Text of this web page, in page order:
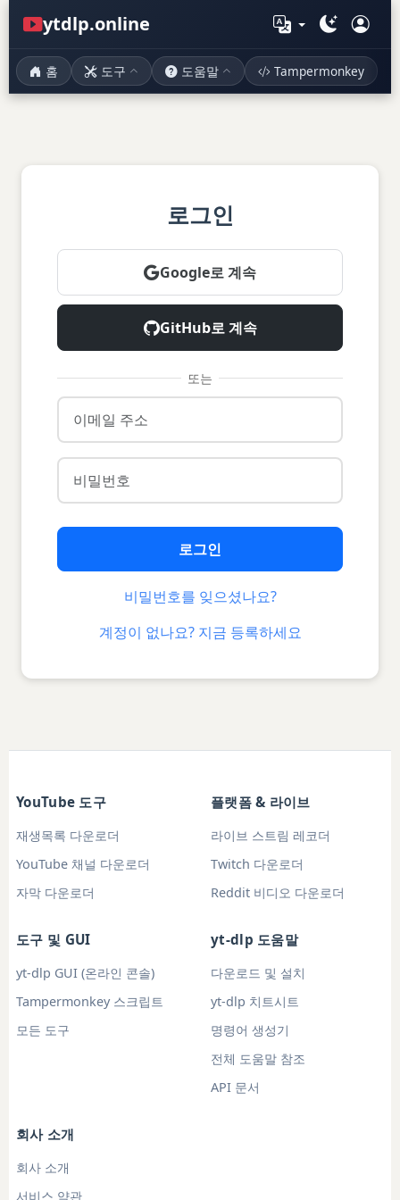
ytdlp.online
홈 도구 도움말 Tampermonkey
로그인
Google로 계속
GitHub로 계속
또는
로그인
비밀번호를 잊으셨나요?
계정이 없나요? 지금 등록하세요
YouTube 도구
재생목록 다운로더
YouTube 채널 다운로더
자막 다운로더
플랫폼 & 라이브
라이브 스트림 레코더
Twitch 다운로더
Reddit 비디오 다운로더
도구 및 GUI
yt-dlp GUI (온라인 콘솔)
Tampermonkey 스크립트
모든 도구
yt-dlp 도움말
다운로드 및 설치
yt-dlp 치트시트
명령어 생성기
전체 도움말 참조
API 문서
회사 소개
회사 소개
서비스 약관